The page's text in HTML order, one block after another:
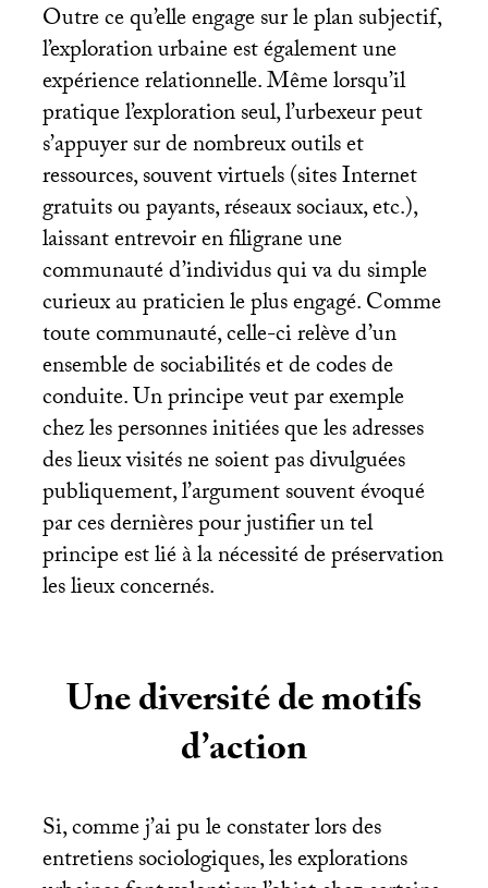
Outre ce qu’elle engage sur le plan subjectif,
l’exploration urbaine est également une
expérience relationnelle. Même lorsqu’il
pratique l’exploration seul, l’urbexeur peut
s’appuyer sur de nombreux outils et
ressources, souvent virtuels (sites Internet
gratuits ou payants, réseaux sociaux, etc.),
laissant entrevoir en filigrane une
communauté d’individus qui va du simple
curieux au praticien le plus engagé. Comme
toute communauté, celle-ci relève d’un
ensemble de sociabilités et de codes de
conduite. Un principe veut par exemple
chez les personnes initiées que les adresses
des lieux visités ne soient pas divulguées
publiquement, l’argument souvent évoqué
par ces dernières pour justifier un tel
principe est lié à la nécessité de préservation
les lieux concernés.
Une diversité de motifs
d’action
Si, comme j’ai pu le constater lors des
entretiens sociologiques, les explorations